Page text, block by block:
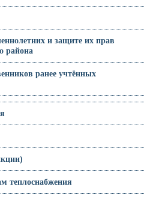
и защите их прав
района
ранее учтённых
теплоснабжения